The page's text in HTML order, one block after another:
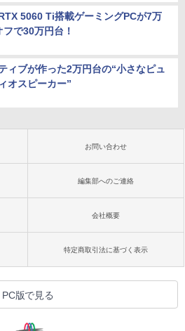
5060 Ti搭載ゲーミングPCが7万
で30万円台！
ィブが作った2万円台の“小さなピュ
オスピーカー”
お問い合わせ
編集部へのご連絡
会社概要
特定商取引法に基づく表示
PC版で見る